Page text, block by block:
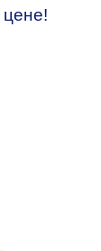
цене!